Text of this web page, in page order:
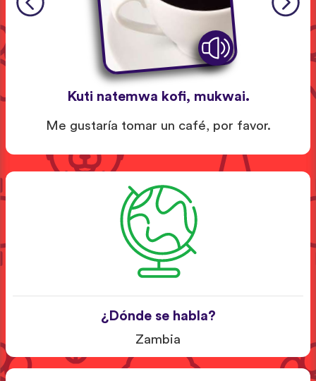
Kuti natemwa kofi, mukwai.
Me gustaría tomar un café, por favor.
¿Dónde se habla?
Zambia